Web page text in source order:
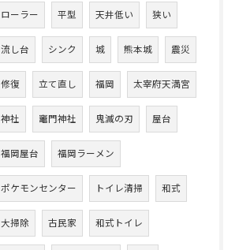
ローラー 平型 天井低い 狭い
流し台 シンク 城 熊本城 震災
修復 立て直し 福岡 太宰府天満宮
神社 竈門神社 鬼滅の刃 屋台
福岡屋台 福岡ラーメン
ポケモンセンター トイレ清掃 和式
大掃除 古民家 和式トイレ